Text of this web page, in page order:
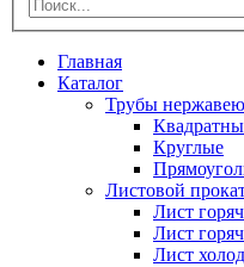
Главная
Каталог
Трубы
Круглые
Листовой
Лист
Лист
Лист